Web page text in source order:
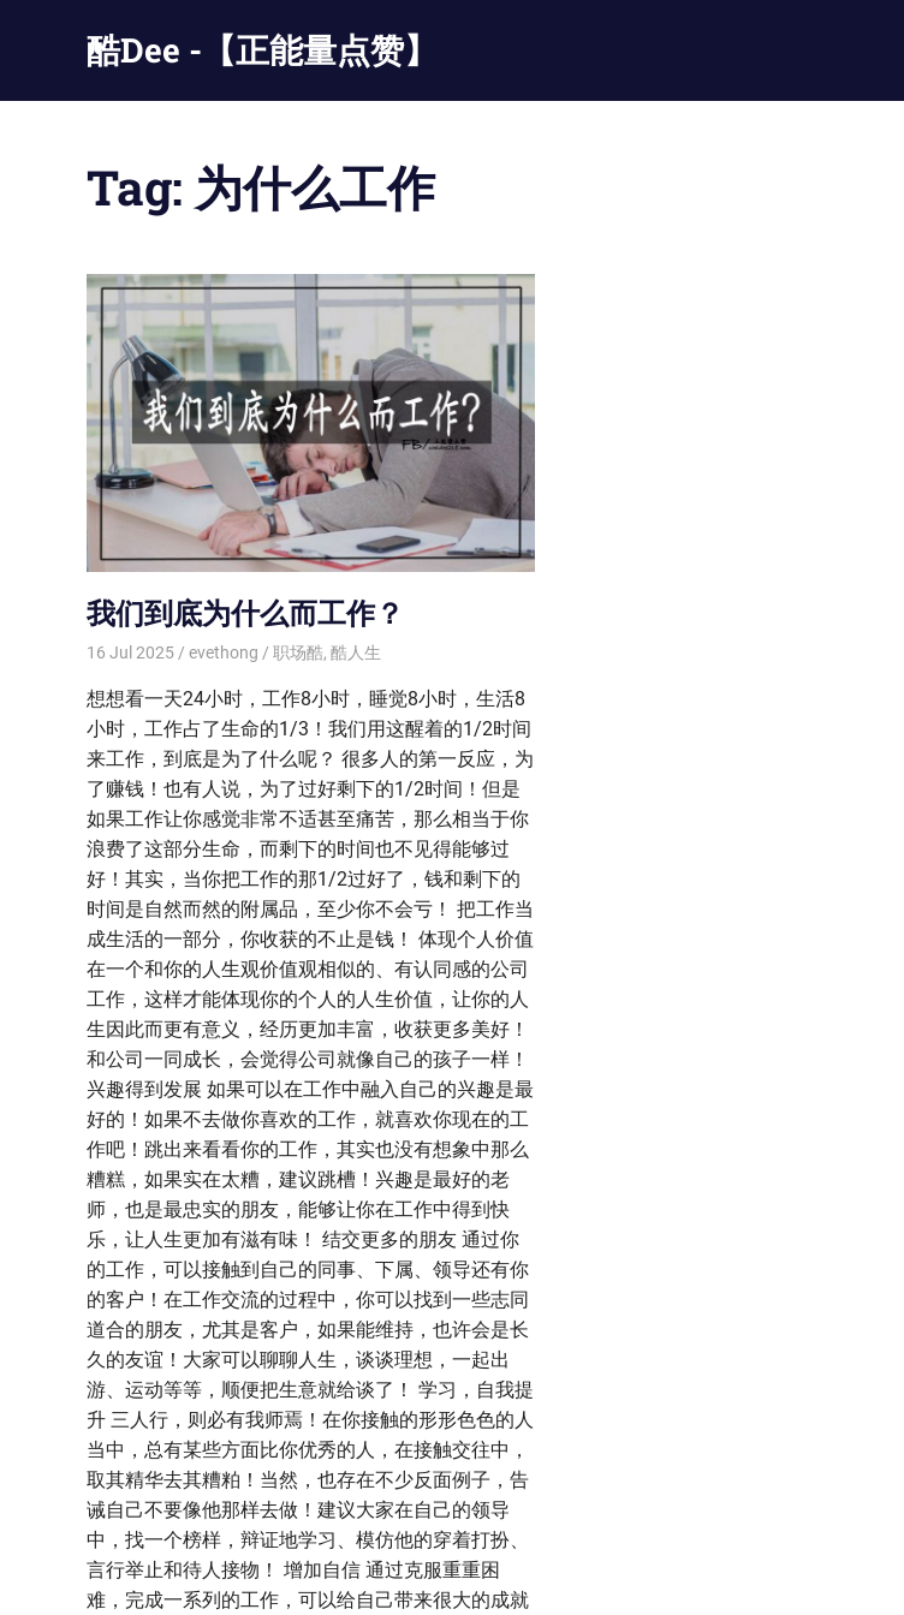
酷Dee -【正能量点赞】
酷
只
酷
Tag: 为什么工作
我们到底为什么而工作？
16 Jul 2025 evethong 职场酷, 酷人生
想想看一天24小时，工作8小时，睡觉8小时，生活8
小时，工作占了生命的1/3！我们用这醒着的1/2时间
来工作，到底是为了什么呢？ 很多人的第一反应，为
了赚钱！也有人说，为了过好剩下的1/2时间！但是
如果工作让你感觉非常不适甚至痛苦，那么相当于你
浪费了这部分生命，而剩下的时间也不见得能够过
好！其实，当你把工作的那1/2过好了，钱和剩下的
时间是自然而然的附属品，至少你不会亏！ 把工作当
成生活的一部分，你收获的不止是钱！ 体现个人价值
在一个和你的人生观价值观相似的、有认同感的公司
工作，这样才能体现你的个人的人生价值，让你的人
生因此而更有意义，经历更加丰富，收获更多美好！
和公司一同成长，会觉得公司就像自己的孩子一样！
兴趣得到发展 如果可以在工作中融入自己的兴趣是最
好的！如果不去做你喜欢的工作，就喜欢你现在的工
作吧！跳出来看看你的工作，其实也没有想象中那么
糟糕，如果实在太糟，建议跳槽！兴趣是最好的老
师，也是最忠实的朋友，能够让你在工作中得到快
乐，让人生更加有滋有味！ 结交更多的朋友 通过你
的工作，可以接触到自己的同事、下属、领导还有你
的客户！在工作交流的过程中，你可以找到一些志同
道合的朋友，尤其是客户，如果能维持，也许会是长
久的友谊！大家可以聊聊人生，谈谈理想，一起出
游、运动等等，顺便把生意就给谈了！ 学习，自我提
升 三人行，则必有我师焉！在你接触的形形色色的人
当中，总有某些方面比你优秀的人，在接触交往中，
取其精华去其糟粕！当然，也存在不少反面例子，告
诫自己不要像他那样去做！建议大家在自己的领导
中，找一个榜样，辩证地学习、模仿他的穿着打扮、
言行举止和待人接物！ 增加自信 通过克服重重困
难，完成一系列的工作，可以给自己带来很大的成就